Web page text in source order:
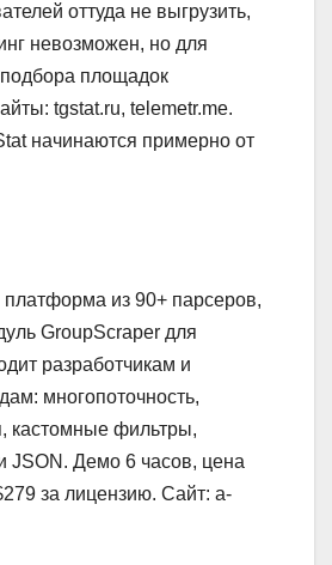
оттуда не выгрузить,
невозможен, но для
площадок
tgstat.ru, telemetr.me.
начинаются примерно от
из 90+ парсеров,
GroupScraper для
разработчикам и
многопоточность,
кастомные фильтры,
JSON. Демо 6 часов, цена
за лицензию. Сайт: a-